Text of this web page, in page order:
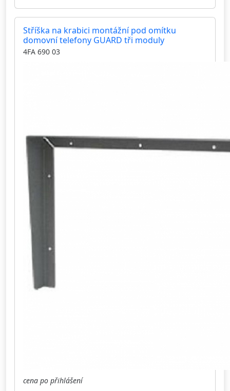
Stříška na krabici montážní pod omítku
domovní telefony GUARD tři moduly
4FA 690 03
cena po přihlášení